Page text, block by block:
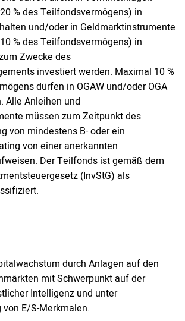
% des Teilfondsvermögens) in
und/oder in Geldmarktinstrumente
% des Teilfondsvermögens) in
Zwecke des
investiert werden. Maximal 10 %
dürfen in OGAW und/oder OGA
Alle Anleihen und
müssen zum Zeitpunkt des
von mindestens B- oder ein
von einer anerkannten
Der Teilfonds ist gemäß dem
(InvStG) als
durch Anlagen auf den
mit Schwerpunkt auf der
Intelligenz und unter
E/S-Merkmalen.